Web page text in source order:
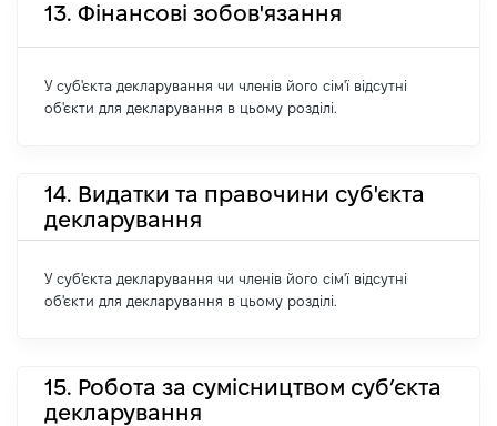
13. Фінансові зобов'язання
У суб'єкта декларування чи членів його сім'ї відсутні
об'єкти для декларування в цьому розділі.
14. Видатки та правочини суб'єкта
декларування
У суб'єкта декларування чи членів його сім'ї відсутні
об'єкти для декларування в цьому розділі.
15. Робота за сумісництвом суб’єкта
декларування